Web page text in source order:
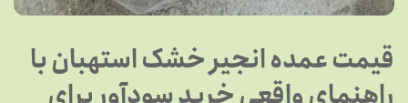
قیمت عمده انجیر خشک استهبان با